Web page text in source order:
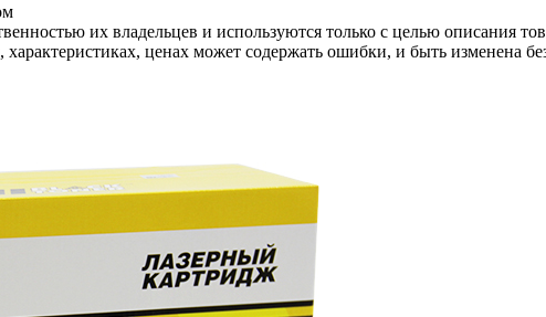
их владельцев и используются только с целью описания
ценах может содержать ошибки, и быть изменена